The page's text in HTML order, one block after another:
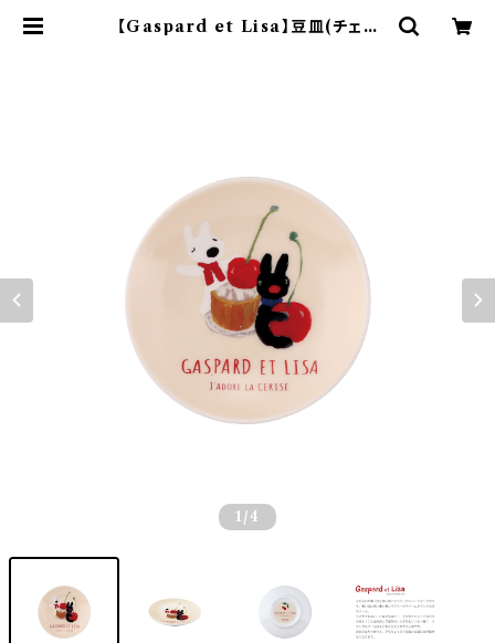
【Gaspard et Lisa】豆皿(チェリ
1 /4